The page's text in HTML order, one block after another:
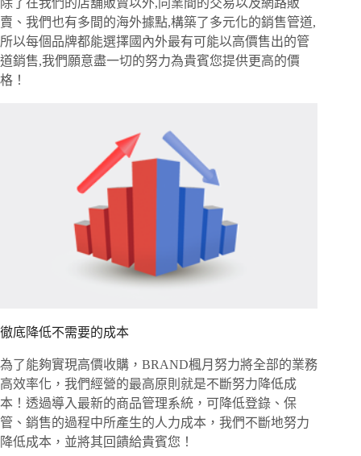
除了在我們的店舖販賣以外,同業間的交易以及網路販
賣、我們也有多間的海外據點,構築了多元化的銷售管道,
所以每個品牌都能選擇國內外最有可能以高價售出的管
道銷售,我們願意盡一切的努力為貴賓您提供更高的價
格！
徹底降低不需要的成本
為了能夠實現高價收購，BRAND楓月努力將全部的業務
高效率化，我們經營的最高原則就是不斷努力降低成
本！透過導入最新的商品管理系統，可降低登錄、保
管、銷售的過程中所產生的人力成本，我們不斷地努力
降低成本，並將其回饋給貴賓您！